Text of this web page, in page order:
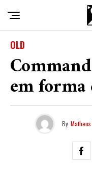
OLD
em forma
By